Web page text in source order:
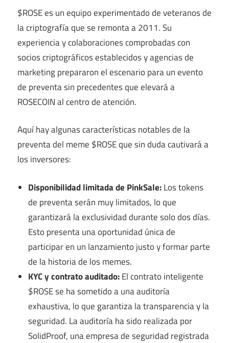
$ROSE es un equipo experimentado de veteranos de
la criptografía que se remonta a 2011. Su
experiencia y colaboraciones comprobadas con
socios criptográficos establecidos y agencias de
marketing prepararon el escenario para un evento
de preventa sin precedentes que elevará a
ROSECOIN al centro de atención.
Aquí hay algunas características notables de la
preventa del meme $ROSE que sin duda cautivará a
los inversores:
Disponibilidad limitada de PinkSale:Los tokens
de preventa serán muy limitados, lo que
garantizará la exclusividad durante solo dos días.
Esto presenta una oportunidad única de
participar en un lanzamiento justo y formar parte
de la historia de los memes.
KYC y contrato auditado:El contrato inteligente
$ROSE se ha sometido a una auditoría
exhaustiva, lo que garantiza la transparencia y la
seguridad. La auditoría ha sido realizada por
SolidProof, una empresa de seguridad registrada